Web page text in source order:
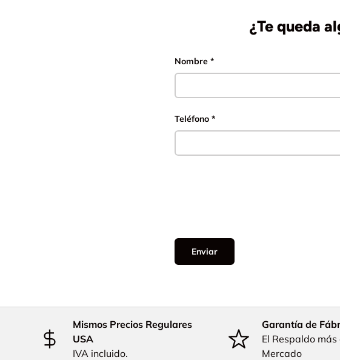
¿Te queda
Nombre
Teléfono
Enviar
Mismos Precios Regulares
USA
IVA incluido.
Garantía de
El Respaldo
Mercado